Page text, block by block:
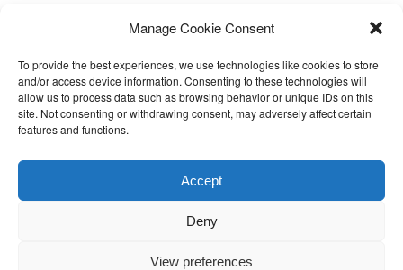
Manage Cookie Consent
To provide the best experiences, we use technologies like cookies to store
and/or access device information. Consenting to these technologies will
allow us to process data such as browsing behavior or unique IDs on this
site. Not consenting or withdrawing consent, may adversely affect certain
features and functions.
Accept
Deny
View preferences
Aruna Manathungeonඅභිධර්මයේ මූලික කරුණු අංක: 46 (හෘදය,
Gunaratneonඅභිධර්මයේ මූලික කරුණු අංක: 46 (හෘදය, ජීවිත,
ආහාර රූප) 02-05-2026
Proudly powered by WordPress